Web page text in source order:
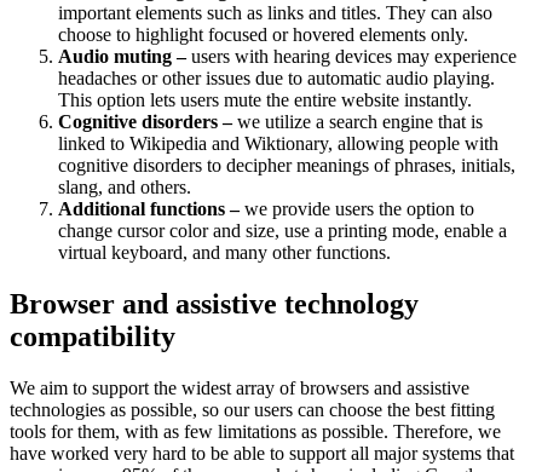
important elements such as links and titles. They can also
choose to highlight focused or hovered elements only.
Audio muting –users with hearing devices may experience
headaches or other issues due to automatic audio playing.
This option lets users mute the entire website instantly.
Cognitive disorders –we utilize a search engine that is
linked to Wikipedia and Wiktionary, allowing people with
cognitive disorders to decipher meanings of phrases, initials,
slang, and others.
Additional functions –we provide users the option to
change cursor color and size, use a printing mode, enable a
virtual keyboard, and many other functions.
Browser and assistive technology
compatibility
We aim to support the widest array of browsers and assistive
technologies as possible, so our users can choose the best fitting
tools for them, with as few limitations as possible. Therefore, we
have worked very hard to be able to support all major systems that